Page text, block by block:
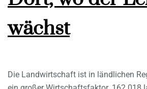
wächst
Die Landwirtschaft ist in ländlichen